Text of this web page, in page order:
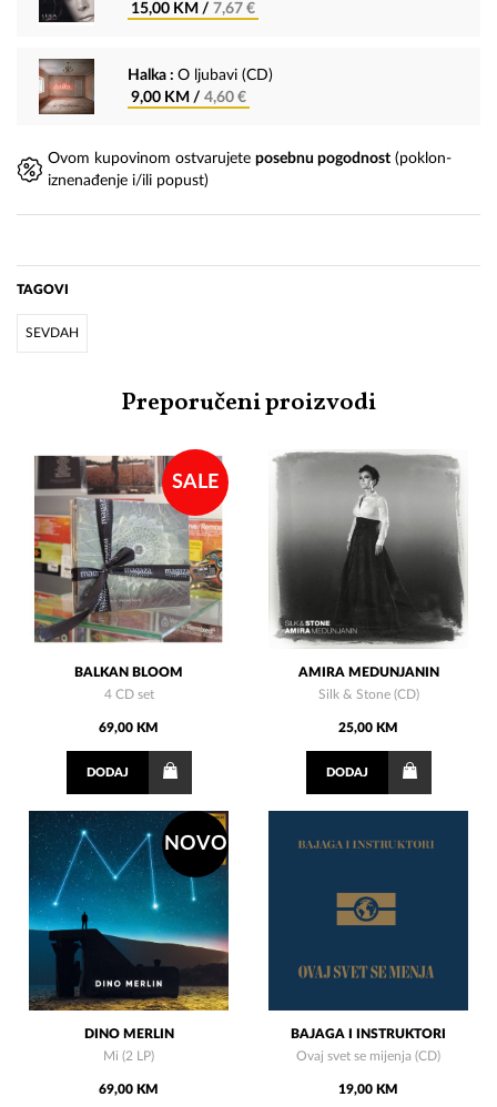
15,00 KM / 7,67 €
Halka : O ljubavi (CD)
9,00 KM / 4,60 €
Ovom kupovinom ostvarujete posebnu pogodnost (poklon-
iznenađenje i/ili popust)
TAGOVI
SEVDAH
Preporučeni proizvodi
SALE
BALKAN BLOOM
4 CD set
69,00 KM
DODAJ
AMIRA MEDUNJANIN
Silk & Stone (CD)
25,00 KM
DODAJ
NOVO
DINO MERLIN
Mi (2 LP)
69,00 KM
BAJAGA I INSTRUKTORI
Ovaj svet se mijenja (CD)
19,00 KM